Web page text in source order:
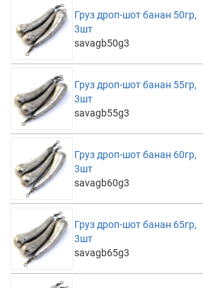
Груз дроп-шот банан 50гр,
3шт
savagb50g3
Груз дроп-шот банан 55гр,
3шт
savagb55g3
Груз дроп-шот банан 60гр,
3шт
savagb60g3
Груз дроп-шот банан 65гр,
3шт
savagb65g3